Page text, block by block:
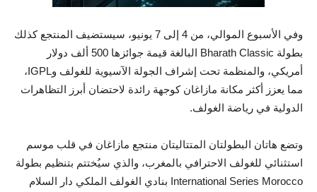
وفي الأسبوع الموالي، من 4 إلى 7 يونيو، سيستضيف المنتجع كذلك
بطولة Bharath Classic البالغة قيمة جوائزها 500 ألف دولار
أمريكي، والمنظمة تحت إشراف الجولة الآسيوية للغولف وIGPL،
مما يعزز أكثر مكانة مازاغان كوجهة رائدة لاحتضان أبرز التظاهرات
الدولية في رياضة الغولف.
وتضع هاتان البطولتان المتتاليتان منتجع مازاغان في قلب موسم
استثنائي للغولف الاحترافي بالمغرب، والذي سيُختتم بتنظيم بطولة
International Series Morocco بنادي الغولف الملكي دار السلام